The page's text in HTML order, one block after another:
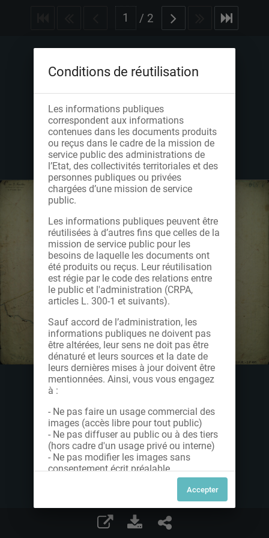
/ 2
Conditions de réutilisation
Les informations publiques
correspondent aux informations
contenues dans les documents produits
ou reçus dans le cadre de la mission de
service public des administrations de
l’Etat, des collectivités territoriales et des
personnes publiques ou privées
chargées d’une mission de service
public.
Les informations publiques peuvent être
réutilisées à d’autres fins que celles de la
mission de service public pour les
besoins de laquelle les documents ont
été produits ou reçus. Leur réutilisation
est régie par le code des relations entre
le public et l'administration (CRPA,
articles L. 300-1 et suivants).
Sauf accord de l’administration, les
informations publiques ne doivent pas
être altérées, leur sens ne doit pas être
dénaturé et leurs sources et la date de
leurs dernières mises à jour doivent être
mentionnées. Ainsi, vous vous engagez
à :
- Ne pas faire un usage commercial des
images (accès libre pour tout public)
- Ne pas diffuser au public ou à des tiers
(hors cadre d'un usage privé ou interne)
- Ne pas modifier les images sans
consentement écrit préalable
Dans le cas contraire, nous vous invitons
à nous contacter afin de solliciter le type
de Licence souhaitée parmi celles
proposées et le cas échéant, acquitter